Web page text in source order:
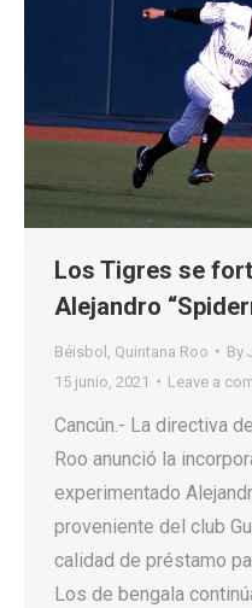
Los Tigres se
Alejandro
Béisbol Quintana Roo By
15 junio, 2021
Leave a
Cancún.- La directiva
Roo anunció la
experimentado
proveniente del club
calidad de préstamo
Los de bengala